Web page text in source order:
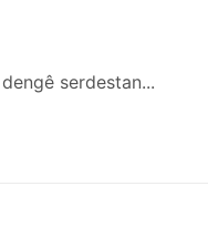
serdestan...